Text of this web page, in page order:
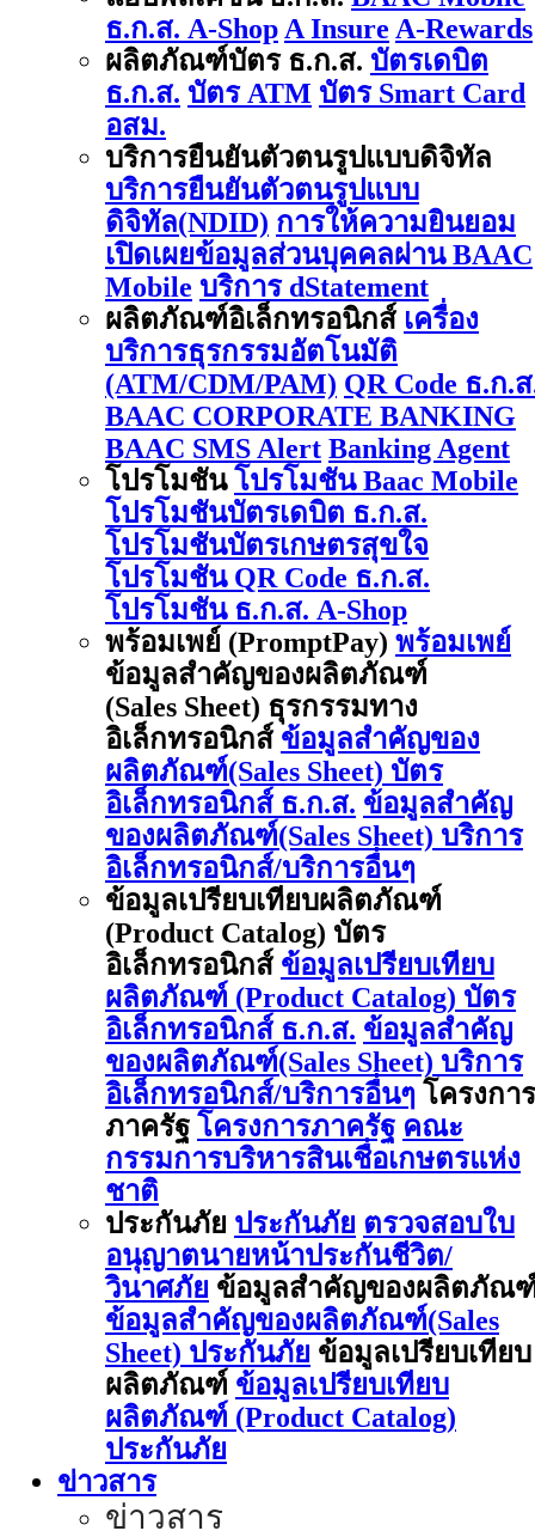
ธ.ก.ส. A-Shop A Insure A-Rewards
ผลิตภัณฑ์บัตร ธ.ก.ส. บัตรเดบิต
ธ.ก.ส. บัตร ATM บัตร Smart Card
อสม.
บริการยืนยันตัวตนรูปแบบดิจิทัล
บริการยืนยันตัวตนรูปแบบ
ดิจิทัล(NDID) การให้ความยินยอม
เปิดเผยข้อมูลส่วนบุคคลผ่าน BAAC
Mobile บริการ dStatement
ผลิตภัณฑ์อิเล็กทรอนิกส์ เครื่อง
บริการธุรกรรมอัตโนมัติ
(ATM/CDM/PAM) QR Code ธ.ก.
BAAC CORPORATE BANKING
BAAC SMS Alert Banking Agent
โปรโมชัน โปรโมชัน Baac Mobile
โปรโมชันบัตรเดบิต ธ.ก.ส.
โปรโมชันบัตรเกษตรสุขใจ
โปรโมชัน QR Code ธ.ก.ส.
โปรโมชัน ธ.ก.ส. A-Shop
พร้อมเพย์ (PromptPay) พร้อมเพย์
ข้อมูลสำคัญของผลิตภัณฑ์
(Sales Sheet) ธุรกรรมทาง
อิเล็กทรอนิกส์ ข้อมูลสำคัญของ
ผลิตภัณฑ์(Sales Sheet) บัตร
อิเล็กทรอนิกส์ ธ.ก.ส. ข้อมูลสำคัญ
ของผลิตภัณฑ์(Sales Sheet) บริการ
อิเล็กทรอนิกส์/บริการอื่นๆ
ข้อมูลเปรียบเทียบผลิตภัณฑ์
(Product Catalog) บัตร
อิเล็กทรอนิกส์ ข้อมูลเปรียบเทียบ
ผลิตภัณฑ์ (Product Catalog) บัตร
อิเล็กทรอนิกส์ ธ.ก.ส. ข้อมูลสำคัญ
ของผลิตภัณฑ์(Sales Sheet) บริการ
อิเล็กทรอนิกส์/บริการอื่นๆ โครงการ
ภาครัฐ โครงการภาครัฐ คณะ
กรรมการบริหารสินเชื่อเกษตรแห่ง
ชาติ
ประกันภัย ประกันภัย ตรวจสอบใบ
อนุญาตนายหน้าประกันชีวิต/
วินาศภัย ข้อมูลสำคัญของผลิตภัณ
ข้อมูลสำคัญของผลิตภัณฑ์(Sales
Sheet) ประกันภัย ข้อมูลเปรียบเทียบ
ผลิตภัณฑ์ ข้อมูลเปรียบเทียบ
ผลิตภัณฑ์ (Product Catalog)
ประกันภัย
ข่าวสาร
ข่าวสาร